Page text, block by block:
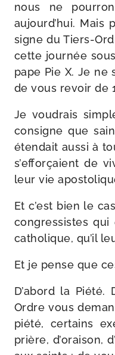
nous ne
aujourd’hui.
signe du Tiers-​
cette jour­née
pape Pie X. Je ne
de vous revoir de
Je vou­drais
consigne que
éten­dait aus­si à
s’efforçaient de
leur vie
Et c’est bien le
congres­sistes qui
catho­lique, qu’il
Et je pense que
D’abord la
Ordre vous
pié­té, cer­tains
prière, d’oraison,